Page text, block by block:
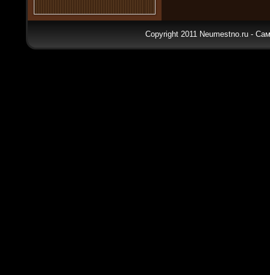
Copyright 2011 Neumestno.ru -